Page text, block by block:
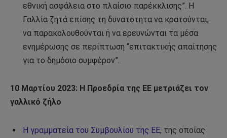
εθνική ασφάλεια στο πλαίσιο παρέκκλισης”. Η
Γαλλία ζητά επίσης τη δυνατότητα να κρατούνται,
να παρακολουθούνται ή να ερευνώνται τα μέσα
ενημέρωσης σε περίπτωση “επιτακτικής απαίτησης
για το δημόσιο συμφέρον”.
10 Μαρτίου 2023: Η Προεδρία της ΕΕ μετριάζει τον
γαλλικό ζήλο
Η γραμματεία του Συμβουλίου της ΕΕ, της οποίας